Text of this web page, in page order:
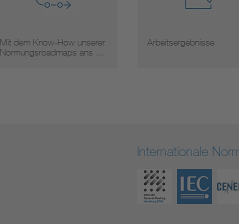
Mit dem Know-How unserer
Normungsroadmaps ans …
Arbeitsergebnisse
Internationale